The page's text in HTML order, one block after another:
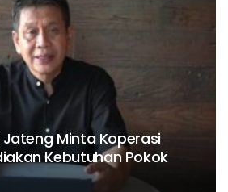
Minta Koperasi
Kebutuhan Pokok